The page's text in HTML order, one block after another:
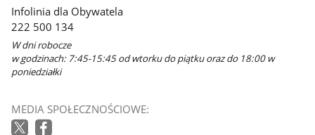
Infolinia dla Obywatela
222 500 134
W dni robocze
w godzinach: 7:45-15:45 od wtorku do piątku oraz do 18:00 w
poniedziałki
MEDIA SPOŁECZNOŚCIOWE: